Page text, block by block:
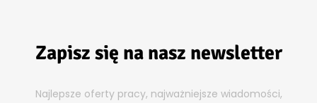
Zapisz się na nasz newsletter
Najlepsze oferty pracy, najważniejsze wiadomości,